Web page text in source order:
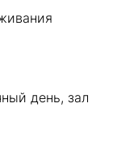
день, зал